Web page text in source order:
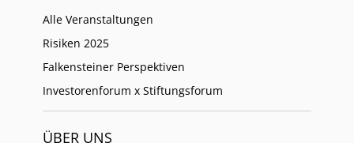
Alle Veranstaltungen
Risiken 2025
Falkensteiner Perspektiven
Investorenforum x Stiftungsforum
ÜBER UNS